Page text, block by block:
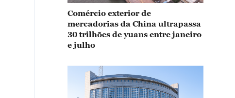
Comércio exterior de
mercadorias da China ultrapassa
30 trilhões de yuans entre janeiro
e julho